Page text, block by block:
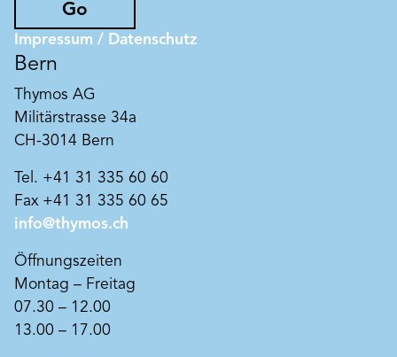
Go
Impressum / Datenschutz
Bern
Thymos AG
Militärstrasse 34a
CH-3014 Bern
Tel. +41 31 335 60 60
Fax +41 31 335 60 65
info@thymos.ch
Öffnungszeiten
Montag – Freitag
07.30 – 12.00
13.00 – 17.00